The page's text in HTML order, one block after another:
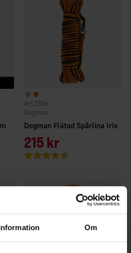
Om
Dogman Flätad Spårlina Iris
Dogman
2356
215 kr
Betyg: